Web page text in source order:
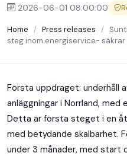
2026-06-01 08:00:00
Home / Press releases /
steg inom energiservice- säkrar
Första uppdraget: underhåll
anläggningar i Norrland, med
Detta är första steget i en
med betydande skalbarhet.
under 3 månader, med start